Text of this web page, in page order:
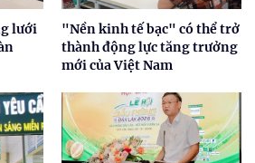
lưới
"Nền kinh tế bạc" có thể trở
thành động lực tăng trưởng
mới của Việt Nam